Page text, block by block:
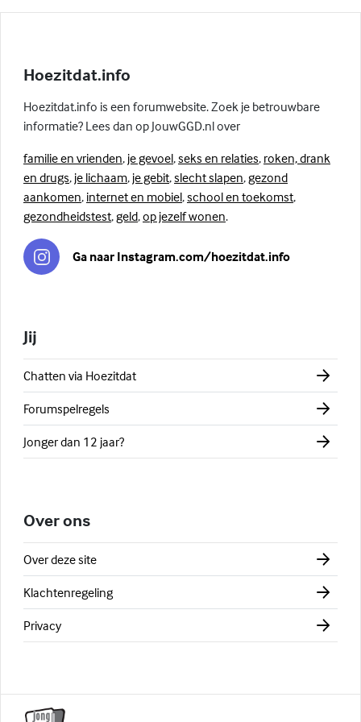
Hoezitdat.info
Hoezitdat.info is een forumwebsite. Zoek je betrouwbare
informatie? Lees dan op JouwGGD.nl over
familie en vrienden, je gevoel,seks en relaties, roken, drank
en drugs, je lichaam, je gebit,slecht slapen, gezond
aankomen, internet en mobiel,school en toekomst,
gezondheidstest, geld,op jezelf wonen.
Ga naar Instagram.com/hoezitdat.info
Jij
Chatten via Hoezitdat
Forumspelregels
Jonger dan 12 jaar?
Over ons
Over deze site
Klachtenregeling
Privacy